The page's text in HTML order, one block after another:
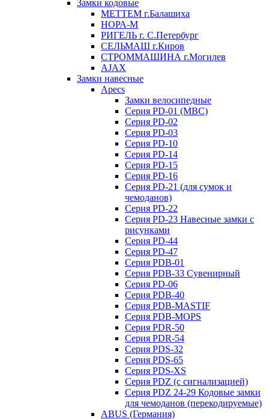
Замки кодовые
МЕТТЕМ г.Балашиха
НОРА-М
РИГЕЛЬ г. С.Петербург
СЕЛЬМАШ г.Киров
СТРОММАШИНА г.Могилев
AJAX
Замки навесные
Apecs
Замки велосипедные
Серия PD-01 (МВС)
Серия PD-02
Серия PD-03
Серия PD-10
Серия PD-14
Серия PD-15
Серия PD-16
Серия PD-21 (для сумок и
чемоданов)
Серия PD-22
Серия PD-23 Навесные замки с
рисунками
Серия PD-44
Серия PD-47
Серия PDB-01
Серия PDB-33 Сувенирный
Серия PD-06
Серия PDB-40
Серия PDB-MASTIF
Серия PDB-MOPS
Серия PDR-50
Серия PDR-54
Серия PDS-32
Серия PDS-65
Серия PDS-XS
Серия PDZ (с сигнализацией)
Серия PDZ 24-29 Кодовые замки
для чемоданов (перекодируемые)
ABUS (Германия)